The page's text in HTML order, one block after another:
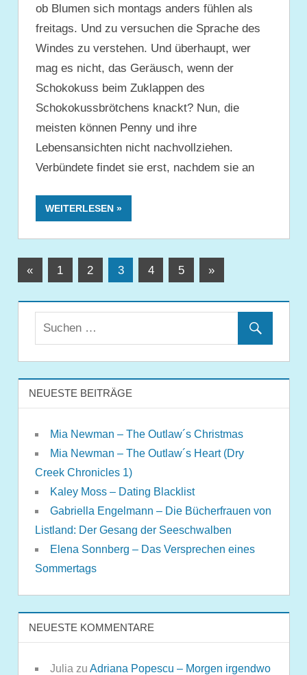
ob Blumen sich montags anders fühlen als
freitags. Und zu versuchen die Sprache des
Windes zu verstehen. Und überhaupt, wer
mag es nicht, das Geräusch, wenn der
Schokokuss beim Zuklappen des
Schokokussbrötchens knackt? Nun, die
meisten können Penny und ihre
Lebensansichten nicht nachvollziehen.
Verbündete findet sie erst, nachdem sie an
WEITERLESEN
Seitennummerierung
der
Beiträge
«Vorherige
1 2 3 4 5
Nächste
»
NEUESTE BEITRÄGE
Mia Newman – The Outlaw´s Christmas
Mia Newman – The Outlaw´s Heart (Dry
Creek Chronicles 1)
Kaley Moss – Dating Blacklist
Gabriella Engelmann – Die Bücherfrauen von
Listland: Der Gesang der Seeschwalben
Elena Sonnberg – Das Versprechen eines
Sommertags
NEUESTE KOMMENTARE
Julia zu Adriana Popescu – Morgen irgendwo